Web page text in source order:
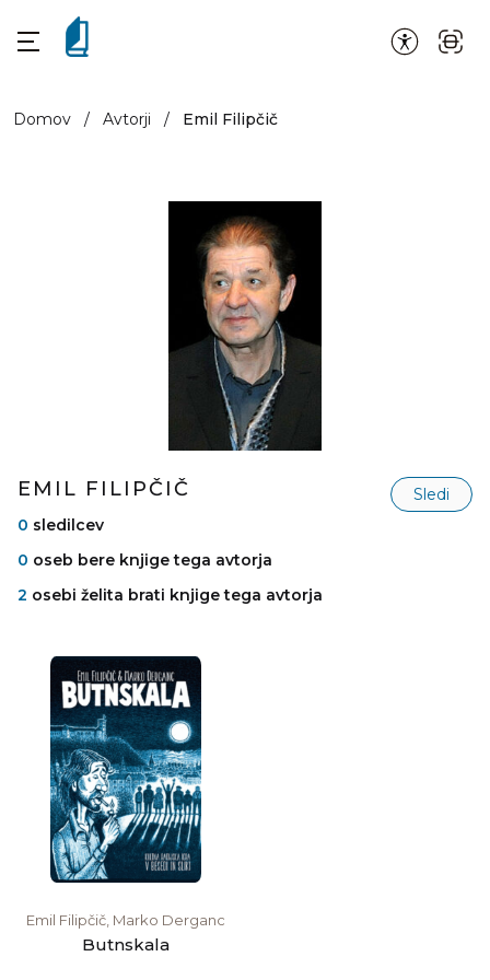
Domov / Avtorji / Emil Filipčič
EMIL FILIPČIČ
Sledi
0 sledilcev
0 oseb bere knjige tega avtorja
2 osebi želita brati knjige tega avtorja
Emil Filipčič, Marko Derganc
Butnskala